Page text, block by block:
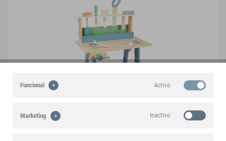
Funcional Activo
Marketing Inactivo